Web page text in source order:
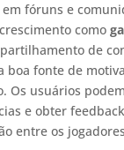
fóruns e
como
de
boa fonte de
Os usuários
e obter
entre os